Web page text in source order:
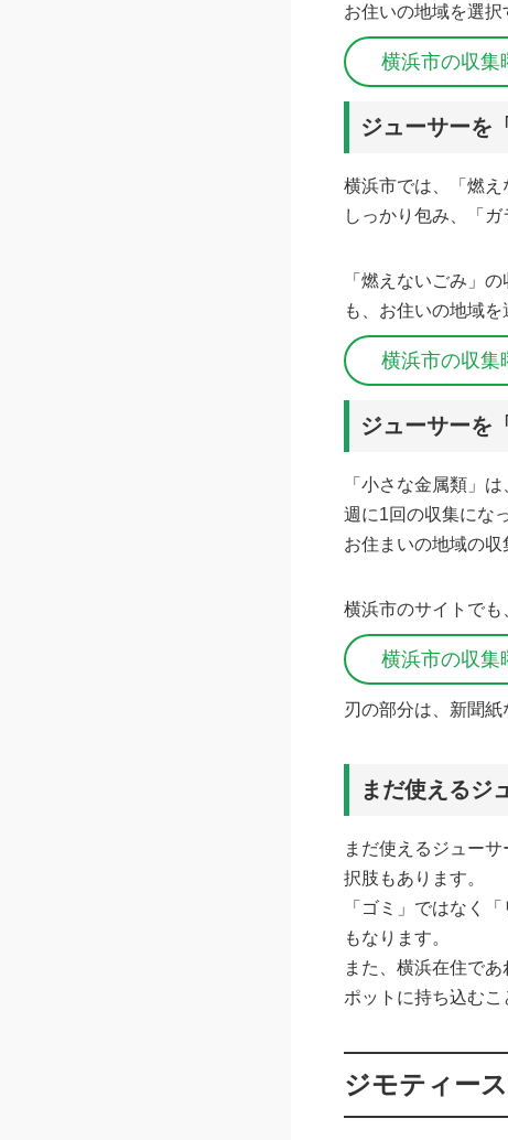
お住いの地域を選択
横浜市の収集
ジューサーを
横浜市では、「燃え
しっかり包み、「
「燃えないごみ」
も、お住いの地域を
横浜市の収集
ジューサーを
「小さな金属類」
週に1回の収集にな
お住まいの地域の収
横浜市のサイトでも
横浜市の収集
刃の部分は、新聞
まだ使えるジ
まだ使えるジュー
択肢もあります。
「ゴミ」ではなく
もなります。
また、横浜在住であ
ポットに持ち込むこ
ジモティー